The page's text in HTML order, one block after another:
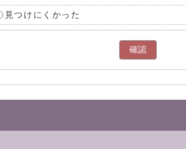
見つけにくかった
確認